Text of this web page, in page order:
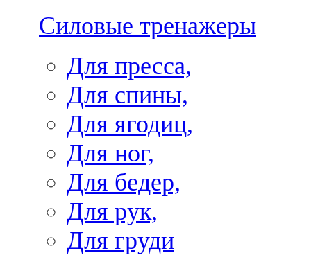
Силовые тренажеры
Для пресса,
Для спины,
Для ягодиц,
Для ног,
Для бедер,
Для рук,
Для груди